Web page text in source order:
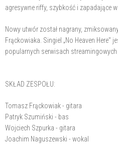
agresywne riffy, szybkość i zapadające
Nowy utwór został nagrany,
Frąckowiaka. Singiel „No Heaven Here"
popularnych serwisach
SKŁAD ZESPOŁU:
Tomasz Frąckowiak - gitara
Patryk Szumiński - bas
Wojciech Szpurka - gitara
Joachim Naguszewski - wokal